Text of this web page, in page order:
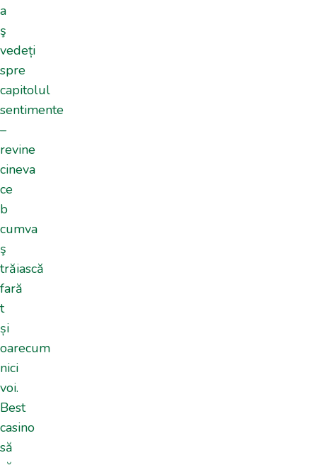
a
ş
vedeți
spre
capitolul
sentimente
–
revine
cineva
ce
b
cumva
ş
trăiască
fară
t
și
oarecum
nici
voi.
Best
casino
să